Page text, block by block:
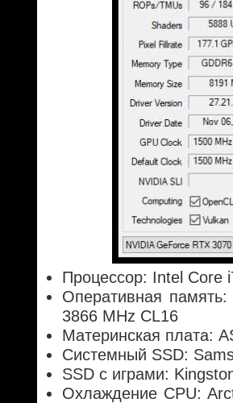
Процессор: Intel Core
Оперативная
3866 MHz CL16
Материнская плата:
Системный SSD:
SSD с играми:
Охлаждение CPU: